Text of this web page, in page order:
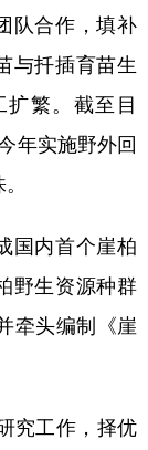
队合作，填补
与扦插育苗生
繁。截至目
年实施野外回
内首个崖柏
野生资源种群
牵头编制《崖
究工作，择优